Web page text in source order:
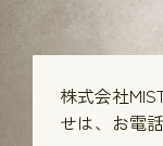
株式会社
せは、 お電